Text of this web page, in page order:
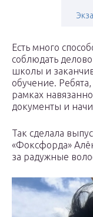
Есть много
соблюдать
школы и
обучение.
рамках
документы и
Так сделала
«Фоксфорда»
за радужные